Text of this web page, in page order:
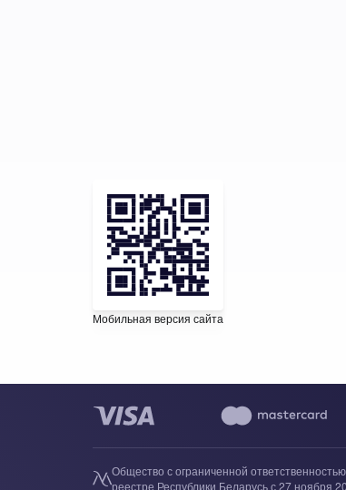
Написать в WhatsApp
Написать в Viber
Мобильная версия сайта
Общество с ограниченной
реестре Республики Беларусь с 27 ноября